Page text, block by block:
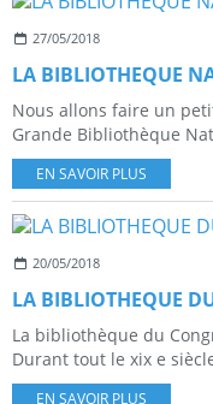
27/05/2018
LA BIBLIOTHEQUE
Nous allons faire un
Grande Bibliothèque
EN SAVOIR PLUS
20/05/2018
LA BIBLIOTHEQUE
La bibliothèque du
Durant tout le xix e
EN SAVOIR PLUS